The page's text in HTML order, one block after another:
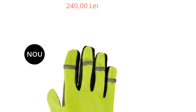
240,00 Lei
NOU